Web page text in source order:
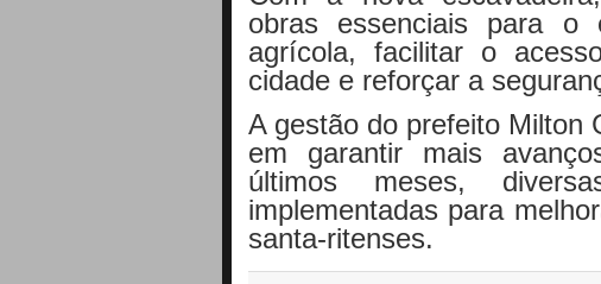
obras essenciais para o
agrícola, facilitar o
cidade e reforçar a
A gestão do prefeito Milton
em garantir mais
últimos meses,
implementadas para
santa-ritenses.